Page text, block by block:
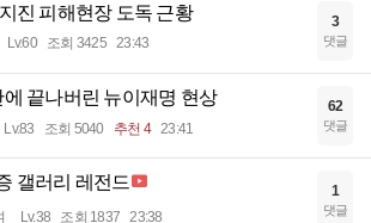
진 피해현장 도독 근황
Lv.60 조회 3425 23:43
3
댓글
에 끝나버린 뉴이재명 현상
Lv.83 조회 5040 추천 4 23:41
62
댓글
갤러리 레전드
Lv.38 조회 1837 23:38
1
댓글